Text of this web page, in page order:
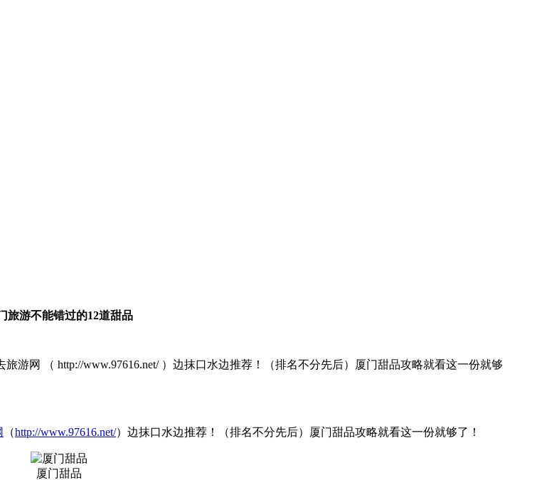
旅游不能错过的12道甜品
游网 （ http://www.97616.net/ ）边抹口水边推荐！（排名不分先后）厦门甜品攻略就看这一份就够
（http://www.97616.net/）边抹口水边推荐！（排名不分先后）厦门甜品攻略就看这一份就够了！
厦门甜品